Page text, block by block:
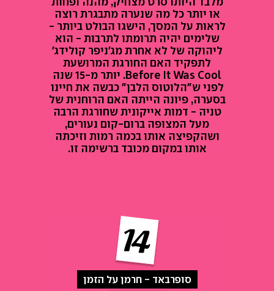
או יותר כל מה שנערה מתבגרת רוצה
לראות על המסך, הישגו הבולט ביותר -
שלימים יהיה תרומתו לתרבות - הוא
ליהוקה של לא אחרת מג'ניפר קולידג'
לתפקיד האם החורגת המרושעת
Before It Was Cool. יותר מ-15 שנה
לפני ש"הלוטוס הלבן" כבשה את חיינו
בסערה, פיונה הייתה האם הרוחנית של
טניה - דמות אייקונית שחורגת הרבה
מעל המצופה ברום-קום נעורים,
ושהקפיצה אותו בכמה רמות וזיכתה
אותו במקום מכובד ברשימה זו.
סופרבאד - חרמן על הזמן